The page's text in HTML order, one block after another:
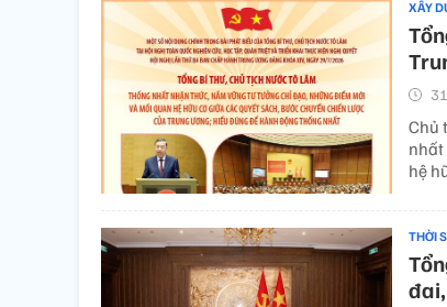
XÂY
Chủ
nhất
hệ
THỜI